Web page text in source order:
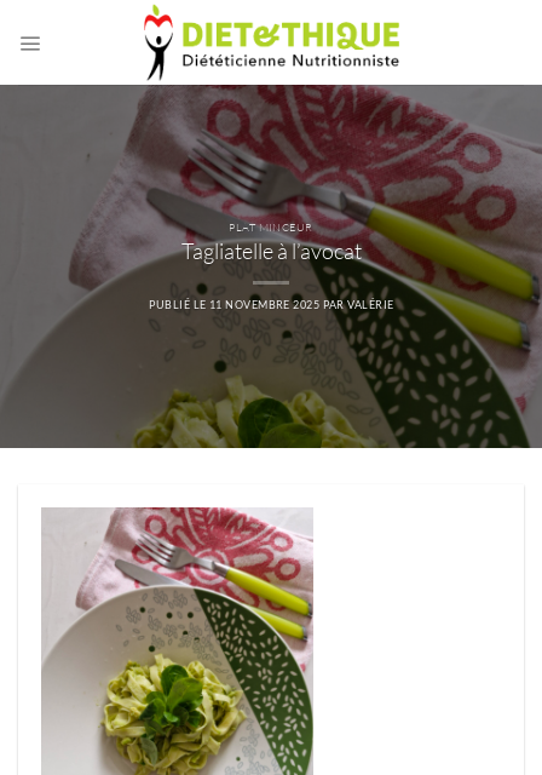
PLAT MINCEUR
Tagliatelle à l’avocat
PUBLIÉ LE 11 NOVEMBRE 2025 PARVALÉRIE